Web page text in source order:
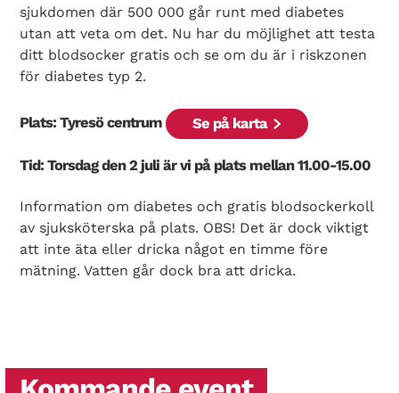
sjukdomen där 500 000 går runt med diabetes
utan att veta om det. Nu har du möjlighet att testa
ditt blodsocker gratis och se om du är i riskzonen
för diabetes typ 2.
Plats: Tyresö centrum Se på karta
Tid: Torsdag den 2 juli är vi på plats mellan 11.00-15.00
Information om diabetes och gratis blodsockerkoll
av sjuksköterska på plats. OBS! Det är dock viktigt
att inte äta eller dricka något en timme före
mätning. Vatten går dock bra att dricka.